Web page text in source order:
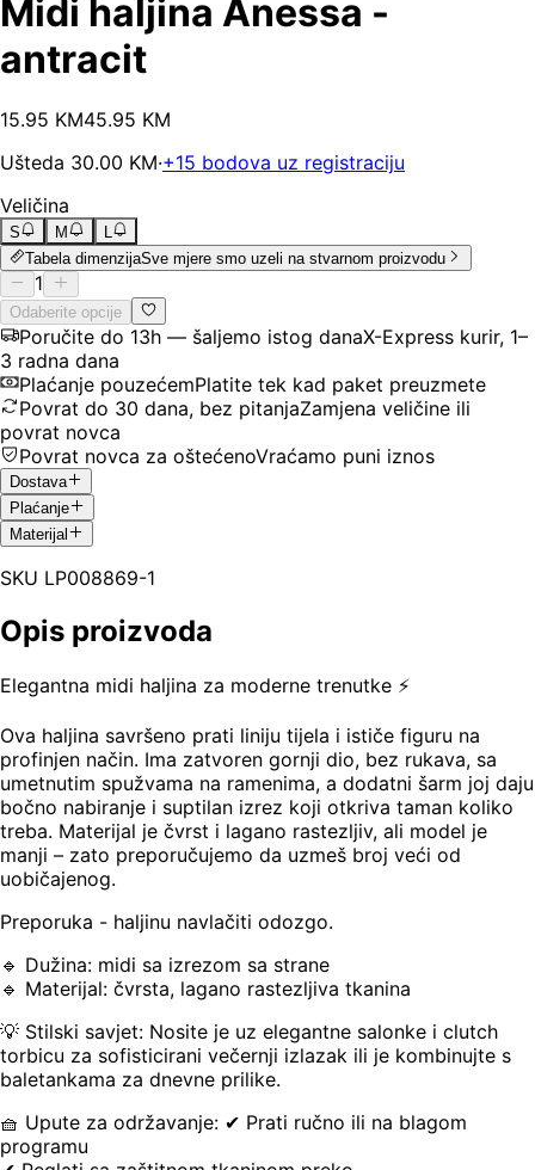
Midi haljina Anessa -
antracit
15.95 KM45.95 KM
Ušteda 30.00 KM·+15 bodova uz registraciju
Veličina
S M
L
Tabela dimenzijaSve mjere smo uzeli na stvarnom proizvodu
1
Odaberite opcije
Poručite do 13h — šaljemo istog danaX-Express kurir, 1–
3 radna dana
Plaćanje pouzećemPlatite tek kad paket preuzmete
Povrat do 30 dana, bez pitanjaZamjena veličine ili
povrat novca
Povrat novca za oštećenoVraćamo puni iznos
Dostava
Plaćanje
Materijal
SKU LP008869-1
Opis proizvoda
Elegantna midi haljina za moderne trenutke ⚡️
Ova haljina savršeno prati liniju tijela i ističe figuru na
profinjen način. Ima zatvoren gornji dio, bez rukava, sa
umetnutim spužvama na ramenima, a dodatni šarm joj daju
bočno nabiranje i suptilan izrez koji otkriva taman koliko
treba. Materijal je čvrst i lagano rastezljiv, ali model je
manji – zato preporučujemo da uzmeš broj veći od
uobičajenog.
Preporuka - haljinu navlačiti odozgo.
🔹 Dužina: midi sa izrezom sa strane
🔹 Materijal: čvrsta, lagano rastezljiva tkanina
💡 Stilski savjet: Nosite je uz elegantne salonke i clutch
torbicu za sofisticirani večernji izlazak ili je kombinujte s
baletankama za dnevne prilike.
🧺 Upute za održavanje: ✔ Prati ručno ili na blagom
programu